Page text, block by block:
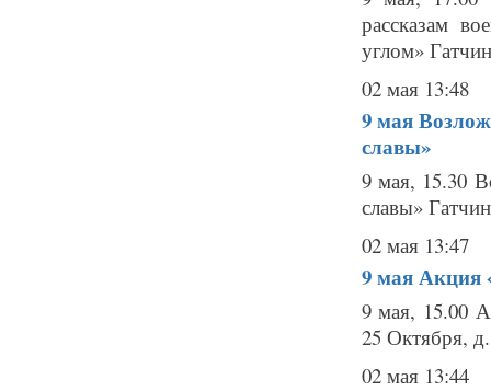
рассказам
углом»
02 мая 13:48
9 мая
славы»
9 мая, 15.30
славы»
02 мая 13:47
9 маяАкция
9 мая, 15.00
25 Октября,
02 мая 13:44